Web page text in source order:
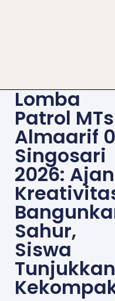
Lomba
Patrol MTs
Almaarif
Singosari
2026:
Sahur,
Siswa
Tunjukkan